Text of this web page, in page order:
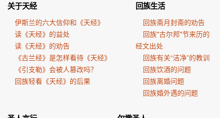
关于天经
伊斯兰的六大信仰和《天经》
读《天经》的益处
读《天经》的劝告
《古兰经》是怎样看待《天经》
《引支勒》会被人篡改吗？
回族轻看《天经》的后果
回族生活
回族斋月封斋的劝告
回族"古尔邦"节来历的
经文出处
回族有关“洁净”的教训
回族饮酒的问题
回族离婚问题
回族婚外遇的问题